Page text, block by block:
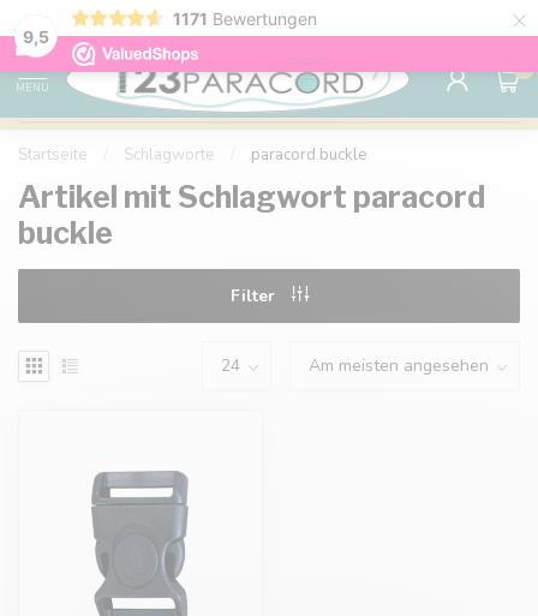
9,5
1171 Bewertungen ×
Kostenlose Lieferung nach Hause ab 150 €
MENU
0
Startseite Schlagworte paracord buckle
Artikel mit Schlagwort paracord
buckle
Filter